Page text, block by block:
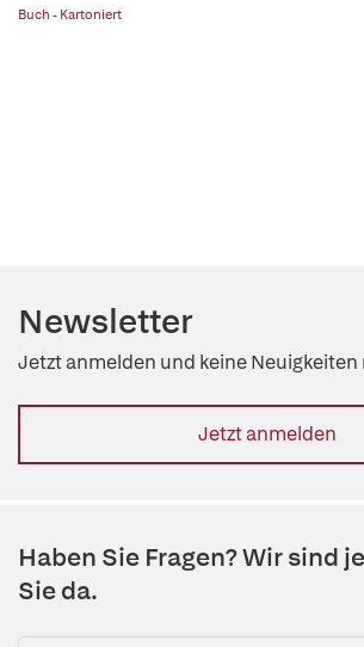
Buch - Kartoniert
Newsletter
Jetzt anmelden und keine
Jetzt anmelden
Haben Sie Fragen? Wir sind
Sie da.